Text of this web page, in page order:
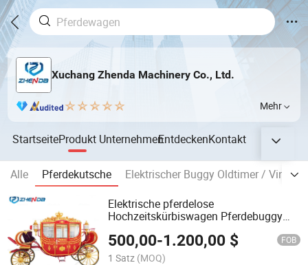
Xuchang Zhenda Machinery Co., Ltd.
Mehr
StartseiteProdukt UnternehmenEntdeckenKontakt
Alle Pferdekutsche
Elektrischer Buggy Oldtimer /
Elektrische pferdelose
Hochzeitskürbiswagen Pferdebuggy
500,00-1.200,00 $ FOB
1 Satz (MOQ)